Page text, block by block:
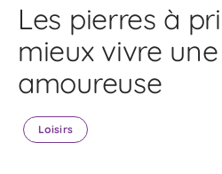
Les pierres à
mieux vivre
amoureuse
Loisirs